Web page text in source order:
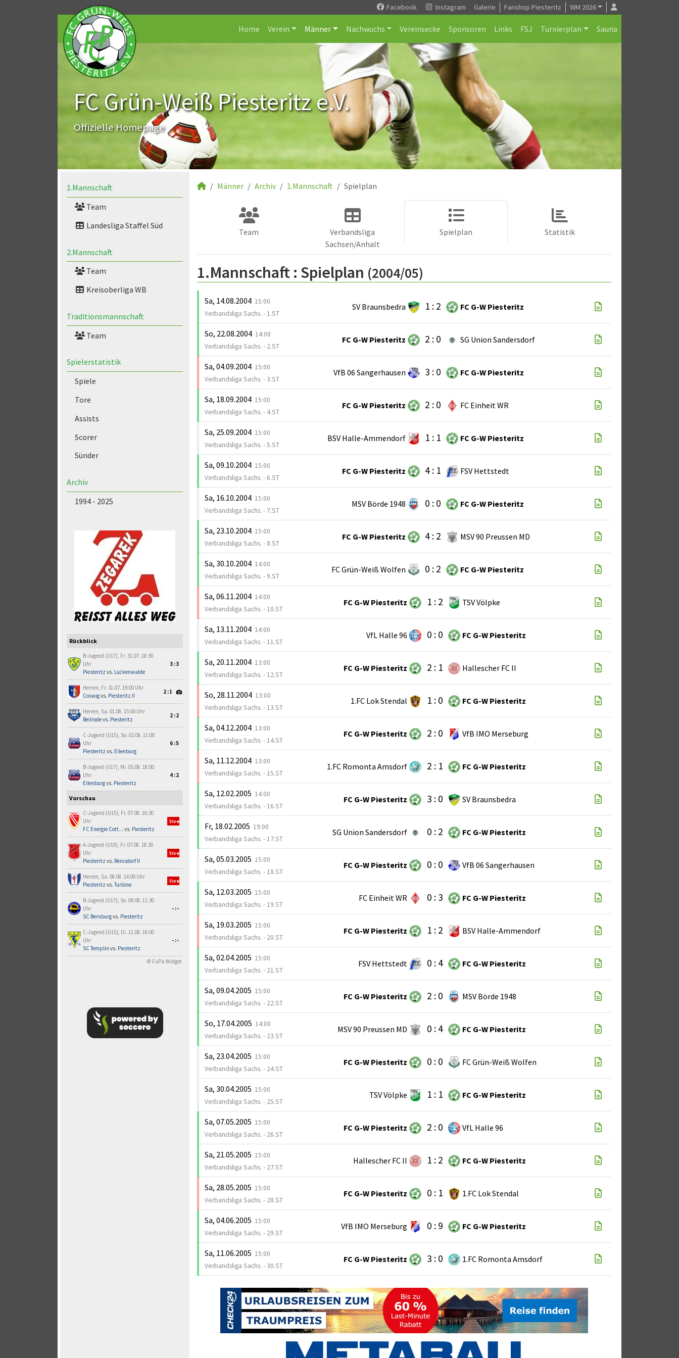
Facebook Instagram Galerie Fanshop Piesteritz WM 2026
Home Verein Männer Nachwuchs Vereinsecke Sponsoren Links FSJ Turnierplan Sauna
FC Grün-Weiß Piesteritz e.V.
Offizielle Homepage
1.Mannschaft
Team
Landesliga Staffel Süd
2.Mannschaft
Team
Kreisoberliga WB
Traditionsmannschaft
Team
Spielerstatistik
Spiele
Tore
Assists
Scorer
Sünder
Archiv
1994 - 2025
Rückblick
B-Jugend (U17), Fr. 31.07. 18:30
Uhr
Piesteritz vs. Luckenwalde
3:3
Herren, Fr. 31.07. 19:00 Uhr
Coswigvs. Piesteritz II
2:1
Herren, Sa. 01.08. 15:00 Uhr
Beilrodevs. Piesteritz
2:2
C-Jugend (U15), So. 02.08. 11:00
Uhr
Piesteritz vs. Eilenburg
6:5
B-Jugend (U17), Mi. 05.08. 18:00
Uhr
Eilenburgvs. Piesteritz
4:2
Vorschau
C-Jugend (U15), Fr. 07.08. 16:30
Uhr
FC Energie Cott... vs. Piesteritz
live
A-Jugend (U19), Fr. 07.08. 18:30
Uhr
Piesteritz vs. Reinsdorf II
live
Herren, Sa. 08.08. 14:00 Uhr
Piesteritz vs.Turbine
live
B-Jugend (U17), So. 09.08. 11:30
Uhr
SC Bernburgvs. Piesteritz
-:-
C-Jugend (U15), Di. 11.08. 18:00
Uhr
SC Templin vs. Piesteritz
-:-
© FuPa-Widget
Männer Archiv 1.Mannschaft Spielplan
Team
Verbandsliga
Sachsen/Anhalt
Spielplan Statistik
1.Mannschaft : Spielplan (2004/05)
Sa, 14.08.2004 15:00
Verbandsliga Sachs. - 1.ST
SV Braunsbedra 1 : 2 FC G-W Piesteritz
So, 22.08.2004 14:00
Verbandsliga Sachs. - 2.ST
FC G-W Piesteritz 2 : 0 SG Union Sandersdorf
Sa, 04.09.2004 15:00
Verbandsliga Sachs. - 3.ST
VfB 06 Sangerhausen 3 : 0 FC G-W Piesteritz
Sa, 18.09.2004 15:00
Verbandsliga Sachs. - 4.ST
FC G-W Piesteritz 2 : 0 FC Einheit WR
Sa, 25.09.2004 15:00
Verbandsliga Sachs. - 5.ST
BSV Halle-Ammendorf 1 : 1 FC G-W Piesteritz
Sa, 09.10.2004 15:00
Verbandsliga Sachs. - 6.ST
FC G-W Piesteritz 4 : 1 FSV Hettstedt
Sa, 16.10.2004 15:00
Verbandsliga Sachs. - 7.ST
MSV Börde 1948 0 : 0 FC G-W Piesteritz
Sa, 23.10.2004 15:00
Verbandsliga Sachs. - 8.ST
FC G-W Piesteritz 4 : 2 MSV 90 Preussen MD
Sa, 30.10.2004 14:00
Verbandsliga Sachs. - 9.ST
FC Grün-Weiß Wolfen 0 : 2 FC G-W Piesteritz
Sa, 06.11.2004 14:00
Verbandsliga Sachs. - 10.ST
FC G-W Piesteritz 1 : 2 TSV Völpke
Sa, 13.11.2004 14:00
Verbandsliga Sachs. - 11.ST
VfL Halle 96 0 : 0 FC G-W Piesteritz
Sa, 20.11.2004 13:00
Verbandsliga Sachs. - 12.ST
FC G-W Piesteritz 2 : 1 Hallescher FC II
So, 28.11.2004 13:00
Verbandsliga Sachs. - 13.ST
1.FC Lok Stendal 1 : 0 FC G-W Piesteritz
Sa, 04.12.2004 13:00
Verbandsliga Sachs. - 14.ST
FC G-W Piesteritz 2 : 0 VfB IMO Merseburg
Sa, 11.12.2004 13:00
Verbandsliga Sachs. - 15.ST
1.FC Romonta Amsdorf 2 : 1 FC G-W Piesteritz
Sa, 12.02.2005 14:00
Verbandsliga Sachs. - 16.ST
FC G-W Piesteritz 3 : 0 SV Braunsbedra
Fr, 18.02.2005 19:00
Verbandsliga Sachs. - 17.ST
SG Union Sandersdorf 0 : 2 FC G-W Piesteritz
Sa, 05.03.2005 15:00
Verbandsliga Sachs. - 18.ST
FC G-W Piesteritz 0 : 0 VfB 06 Sangerhausen
Sa, 12.03.2005 15:00
Verbandsliga Sachs. - 19.ST
FC Einheit WR 0 : 3 FC G-W Piesteritz
Sa, 19.03.2005 15:00
Verbandsliga Sachs. - 20.ST
FC G-W Piesteritz 1 : 2 BSV Halle-Ammendorf
Sa, 02.04.2005 15:00
Verbandsliga Sachs. - 21.ST
FSV Hettstedt 0 : 4 FC G-W Piesteritz
Sa, 09.04.2005 15:00
Verbandsliga Sachs. - 22.ST
FC G-W Piesteritz 2 : 0 MSV Börde 1948
So, 17.04.2005 14:00
Verbandsliga Sachs. - 23.ST
MSV 90 Preussen MD 0 : 4 FC G-W Piesteritz
Sa, 23.04.2005 15:00
Verbandsliga Sachs. - 24.ST
FC G-W Piesteritz 0 : 0 FC Grün-Weiß Wolfen
Sa, 30.04.2005 15:00
Verbandsliga Sachs. - 25.ST
TSV Völpke 1 : 1 FC G-W Piesteritz
Sa, 07.05.2005 15:00
Verbandsliga Sachs. - 26.ST
FC G-W Piesteritz 2 : 0 VfL Halle 96
Sa, 21.05.2005 15:00
Verbandsliga Sachs. - 27.ST
Hallescher FC II 1 : 2 FC G-W Piesteritz
Sa, 28.05.2005 15:00
Verbandsliga Sachs. - 28.ST
FC G-W Piesteritz 0 : 1 1.FC Lok Stendal
Sa, 04.06.2005 15:00
Verbandsliga Sachs. - 29.ST
VfB IMO Merseburg 0 : 9 FC G-W Piesteritz
Sa, 11.06.2005 15:00
Verbandsliga Sachs. - 30.ST
FC G-W Piesteritz 3 : 0 1.FC Romonta Amsdorf